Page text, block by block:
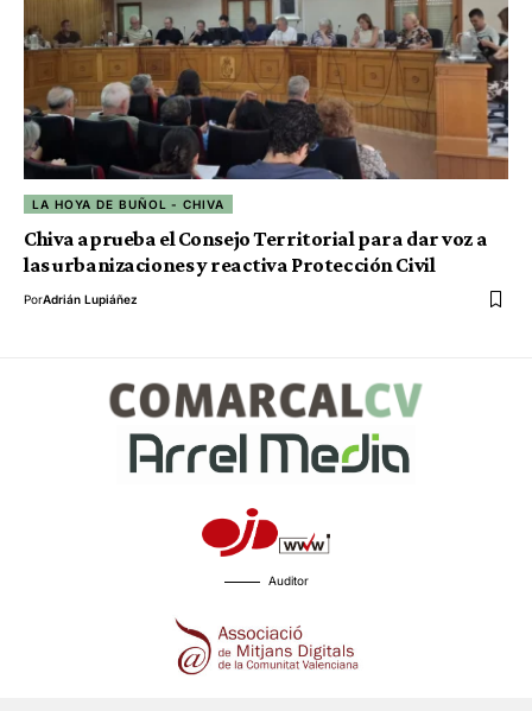
LA HOYA DE BUÑOL - CHIVA
Chiva aprueba el Consejo Territorial para dar voz a
las urbanizaciones y reactiva Protección Civil
PorAdrián Lupiáñez
Auditor